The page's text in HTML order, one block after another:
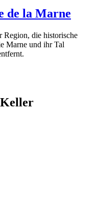
de la Marne
Region, die historische
Marne und ihr Tal